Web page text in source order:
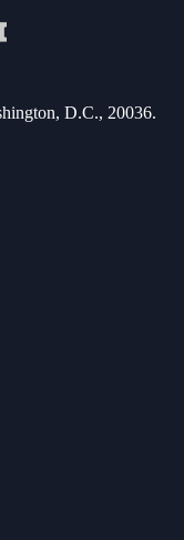
D.C., 20036.